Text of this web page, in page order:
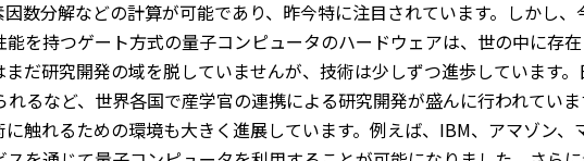
数分解などの計算が可能であり、昨今特に注目されています。しかし、
を持つゲート方式の量子コンピュータのハードウェアは、世の中に存在
だ研究開発の域を脱していませんが、技術は少しずつ進歩しています
れるなど、世界各国で産学官の連携による研究開発が盛んに行われていま
触れるための環境も大きく進展しています。例えば、IBM、アマゾン、